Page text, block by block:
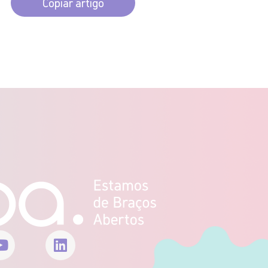
Copiar artigo